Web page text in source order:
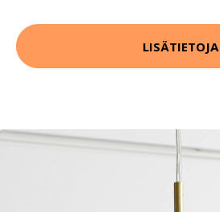
LISÄTIETOJA